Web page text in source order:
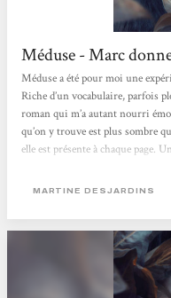
Méduse - Marc
Méduse a été pour moi une
Riche d’un vocabulaire, parfois
roman qui m’a autant nourri
qu’on y trouve est plus sombre
elle est présente à chaque page.
sort de ces pages, se trouve
MARTINE DESJARDINS